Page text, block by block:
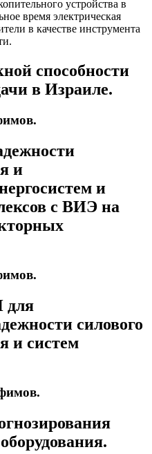
устройства в
время электрическая
в качестве инструмента
способности
в Израиле.
и
и
с ВИЭ на
для
силового
и систем